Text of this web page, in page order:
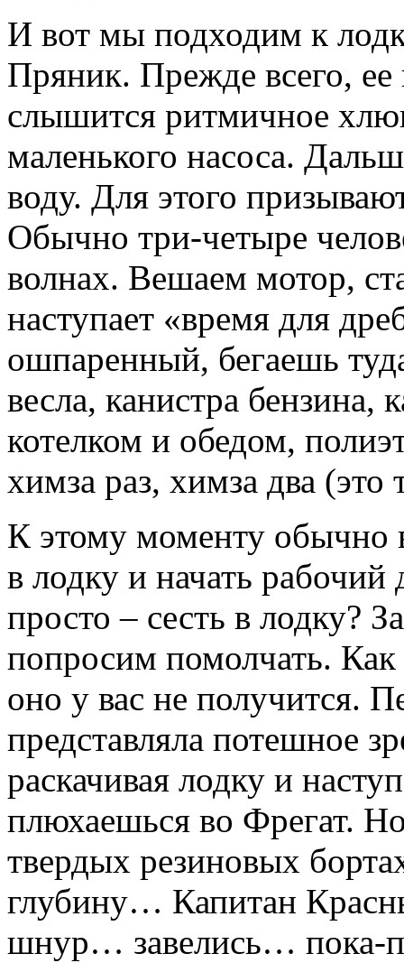
И вот мы подходим к
Пряник. Прежде всего, ее
слышится ритмичное
маленького насоса.
воду. Для этого
Обычно три-четыре
волнах. Вешаем мотор,
наступает «время для
ошпаренный, бегаешь
весла, канистра бензина,
котелком и обедом,
химза раз, химза два
К этому моменту обычно
в лодку и начать
просто – сесть в лодку?
попросим помолчать. Как
оно у вас не получится.
представляла потешное
раскачивая лодку и
плюхаешься во Фрегат.
твердых резиновых
глубину… Капитан
шнур… завелись… пока-